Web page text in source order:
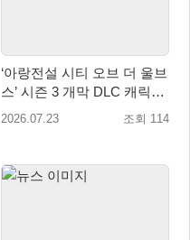
‘아랑전설 시티 오브 더 울브
스’ 시즌 3 개막 DLC 캐릭터
제1탄 ‘릭 스트라우드’ 배포
2026.07.23 조회 114